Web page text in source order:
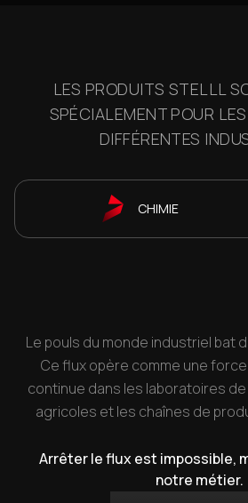
LES PRODUITS STELLL
SPÉCIALEMENT POUR
DIFFÉRENTES
CHIMIE
Le pouls du monde industriel bat
Ce flux opère comme une
continue dans les laboratoires
agricoles et les chaînes de
Arrêter le flux est impossible,
notre métier.